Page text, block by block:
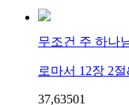
무조건 주 하나
로마서 12장 2
37,63501